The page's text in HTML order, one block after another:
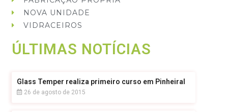
NOVA UNIDADE
VIDRACEIROS
ÚLTIMAS NOTÍCIAS
Glass Temper realiza primeiro curso em Pinheiral
26 de agosto de 2015